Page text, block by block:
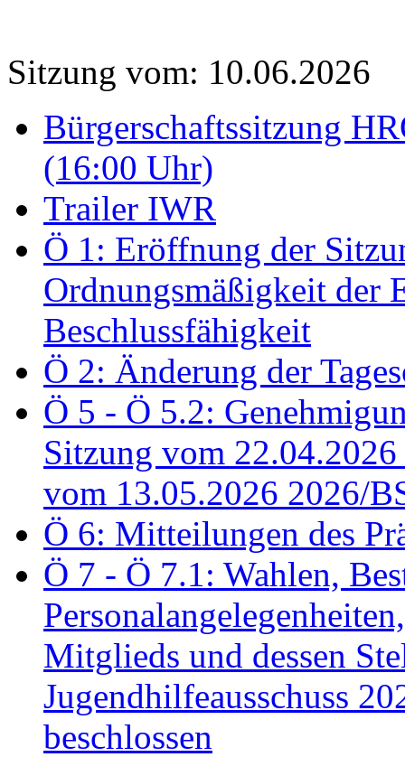
Sitzung vom: 10.06.2026
Bürgerschaftssitzung
(16:00 Uhr)
Trailer IWR
Ö 1: Eröffnung der
Ordnungsmäßigkeit der
Beschlussfähigkeit
Ö 2: Änderung der
Ö 5 - Ö 5.2:
Sitzung vom
vom 13.05.2026 2026/
Ö 6: Mitteilungen des
Ö 7 - Ö 7.1: Wahlen,
Mitglieds und dessen
Jugendhilfeausschuss
beschlossen